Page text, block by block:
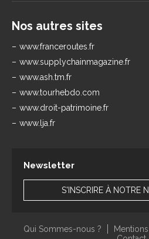
Nos autres sites
www.franceroutes.fr
www.supplychainmagazine.fr
www.ash.tm.fr
www.tourhebdo.com
www.droit-patrimoine.fr
www.lja.fr
Newsletter
S'INSCRIRE À NOTRE
Qui Sommes-nous ?